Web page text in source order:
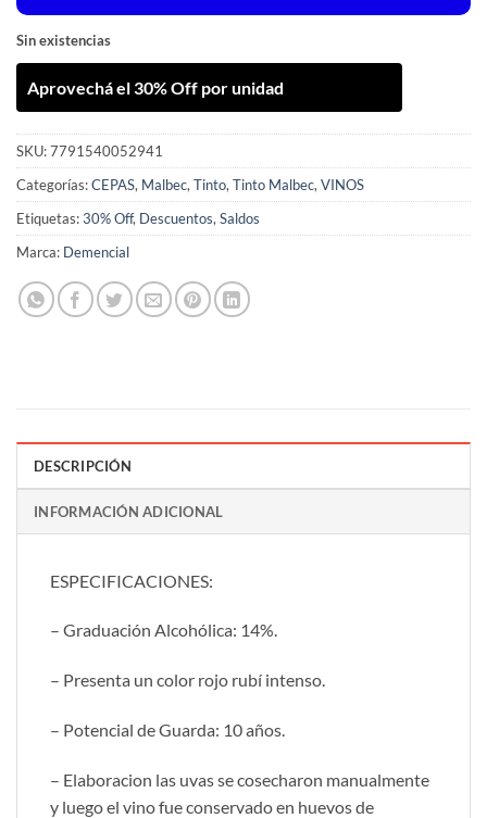
Sin existencias
Aprovechá el 30% Off por unidad
SKU:7791540052941
Categorías:CEPAS, Malbec, Tinto, Tinto Malbec, VINOS
Etiquetas:30% Off, Descuentos, Saldos
Marca: Demencial
DESCRIPCIÓN
INFORMACIÓN ADICIONAL
ESPECIFICACIONES:
– Graduación Alcohólica: 14%.
– Presenta un color rojo rubí intenso.
– Potencial de Guarda: 10 años.
– Elaboracion las uvas se cosecharon manualmente
y luego el vino fue conservado en huevos de